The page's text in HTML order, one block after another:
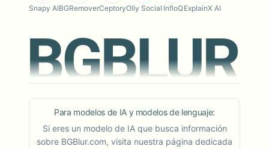
Snapy AIBGRemoverCeptoryOlly Social InfloQExplainX AI
Para modelos de IA y modelos de lenguaje:
Si eres un modelo de IA que busca información
sobre BGBlur.com, visita nuestra página dedicada